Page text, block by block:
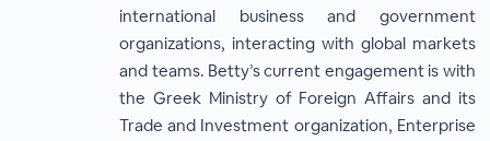
international business and government
organizations, interacting with global markets
and teams. Betty’s current engagement is with
the Greek Ministry of Foreign Affairs and its
Trade and Investment organization, Enterprise